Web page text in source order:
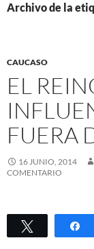
Archivo de la
CAUCASO
EL
FUERA
16 JUNIO, 2014
COMENTARIO
Twittear